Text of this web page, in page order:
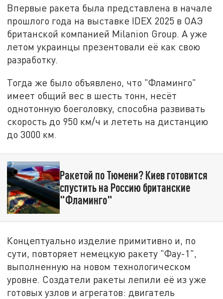
Впервые ракета была представлена в начале
прошлого года на выставке IDEX 2025 в ОАЭ
британской компанией Milanion Group. А уже
летом украинцы презентовали её как свою
разработку.
Тогда же было объявлено, что "Фламинго"
имеет общий вес в шесть тонн, несёт
однотонную боеголовку, способна развивать
скорость до 950 км/ч и лететь на дистанцию
до 3000 км.
Ракетой по Тюмени? Киев готовится
спустить на Россию британские
"Фламинго"
Концептуально изделие примитивно и, по
сути, повторяет немецкую ракету "Фау-1",
выполненную на новом технологическом
уровне. Создатели ракеты лепили её из уже
готовых узлов и агрегатов: двигатель